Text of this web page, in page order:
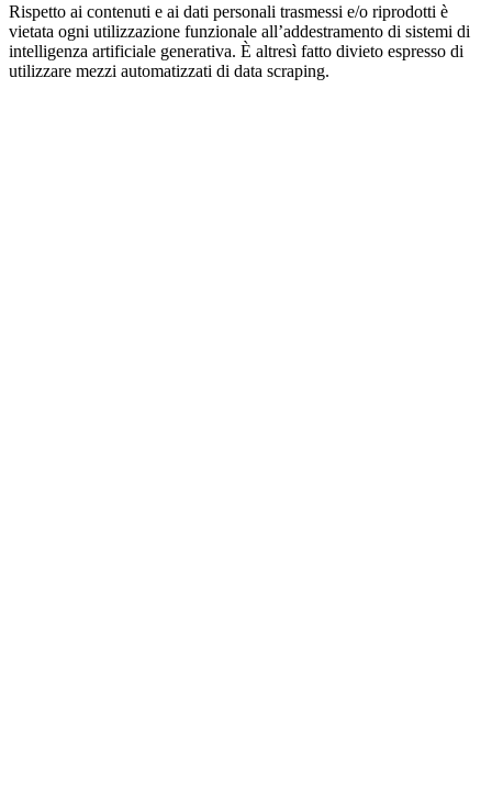
Rispetto ai contenuti e ai dati personali trasmessi e/o riprodotti è
vietata ogni utilizzazione funzionale all’addestramento di sistemi di
intelligenza artificiale generativa. È altresì fatto divieto espresso di
utilizzare mezzi automatizzati di data scraping.